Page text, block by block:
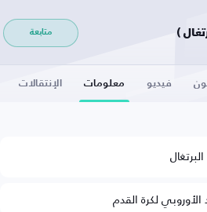
متابعة
فيديو معلومات الإنتقالات
البرتغال
الأوروبي لكرة القدم